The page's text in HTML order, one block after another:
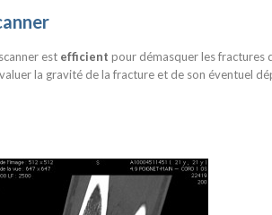
est efficient pour démasquer les fractures
la gravité de la fracture et de son éventuel